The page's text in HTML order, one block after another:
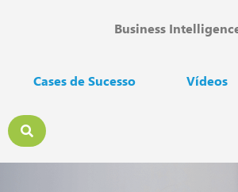
Business
Cases de Sucesso Vídeos